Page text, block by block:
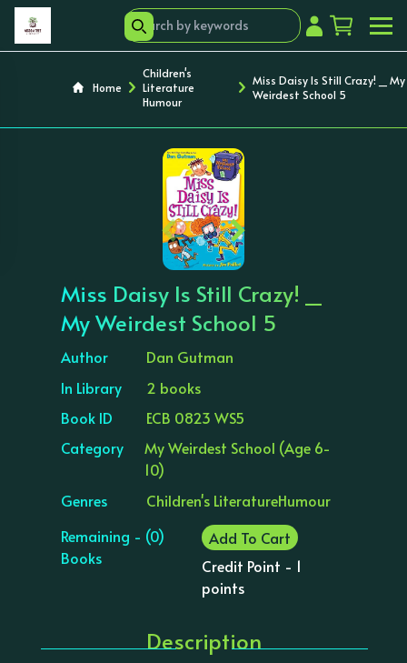
Home
Children's
Literature
Humour
Miss Daisy Is Still Crazy! _ My
Weirdest School 5
‹ ›
Miss Daisy Is Still Crazy! _
My Weirdest School 5
Author
Dan Gutman
In Library
2 books
Book ID
ECB 0823 WS5
Category
My Weirdest School (Age 6-
10)
Genres
Children's LiteratureHumour
Remaining - (0)
Books
Add To Cart
Credit Point - 1
points
Description